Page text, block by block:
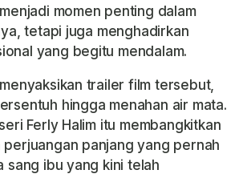
momen penting dalam
tetapi juga menghadirkan
yang begitu mendalam.
trailer film tersebut,
hingga menahan air mata.
Ferly Halim itu membangkitkan
perjuangan panjang yang pernah
sang ibu yang kini telah